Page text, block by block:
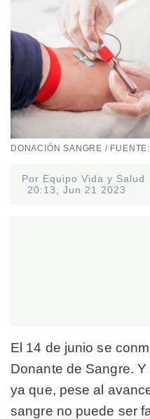
DONACIÓN SANGRE /
Por Equipo Vida y Salud
20:13, Jun 21 2023
El 14 de junio se
Donante de Sangre.
ya que, pese al
sangre no puede ser